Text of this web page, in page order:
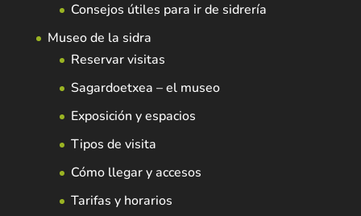
Consejos útiles para ir de sidrería
Museo de la sidra
Reservar visitas
Sagardoetxea – el museo
Exposición y espacios
Tipos de visita
Cómo llegar y accesos
Tarifas y horarios